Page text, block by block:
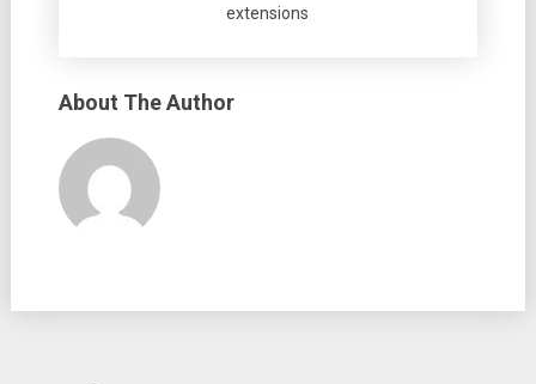
extensions
About The Author